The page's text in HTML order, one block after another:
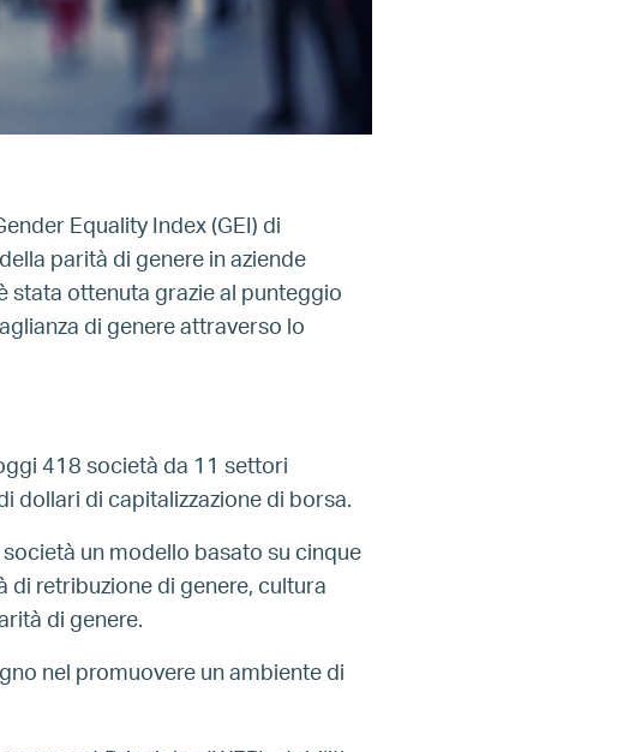
Equality Index (GEI) di
parità di genere in aziende
stata ottenuta grazie al punteggio
di genere attraverso lo
418 società da 11 settori
dollari di capitalizzazione di borsa.
un modello basato su cinque
retribuzione di genere, cultura
di genere.
nel promuovere un ambiente di